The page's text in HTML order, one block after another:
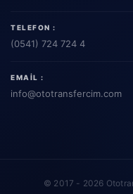
TELEFON :
(0541) 724 724 4
EMAIL :
info@ototransfercim.com
© 2017 - 2026